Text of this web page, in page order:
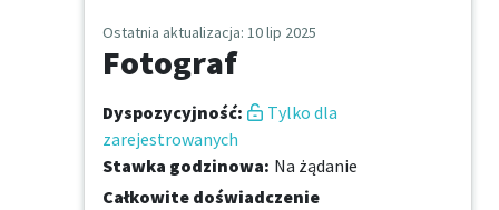
Ostatnia aktualizacja: 10 lip 2025
Fotograf
Dyspozycyjność:
Tylko dla
zarejestrowanych
Stawka godzinowa: Na żądanie
Całkowite doświadczenie